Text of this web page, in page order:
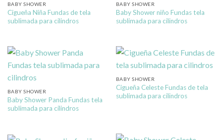
BABY SHOWER
Cigueña Niña Fundas de tela
sublimada para cilindros
BABY SHOWER
Baby Shower niño Fundas tela
sublimada para cilindros
BABY SHOWER
Baby Shower Panda Fundas tela
sublimada para cilindros
BABY SHOWER
Cigueña Celeste Fundas de tela
sublimada para cilindros